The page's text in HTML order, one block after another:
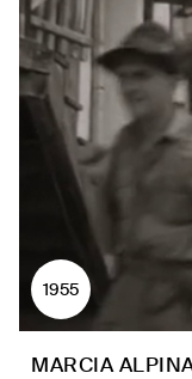
1955
MARCIA